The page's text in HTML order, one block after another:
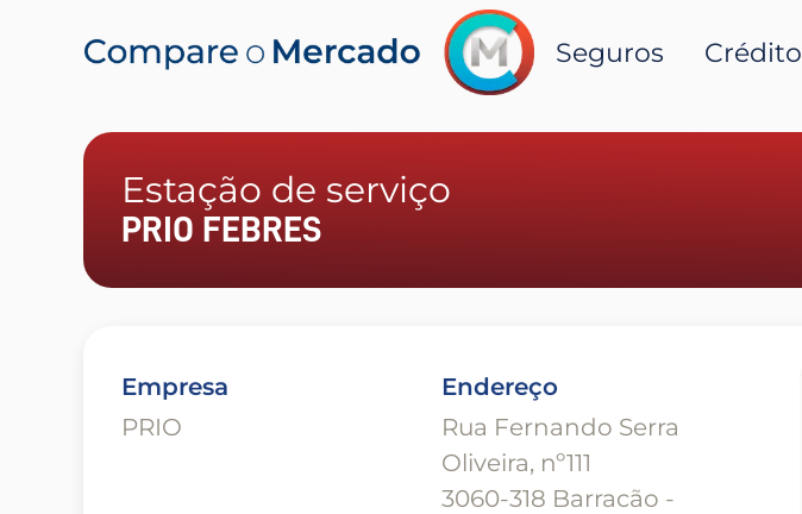
Seguros Crédito
Estação de serviço
PRIO FEBRES
Empresa
PRIO
Endereço
Rua Fernando Serra
Oliveira, nº111
3060-318 Barracão -